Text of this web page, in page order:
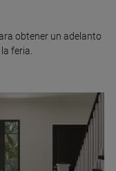
obtener un adelanto
feria.